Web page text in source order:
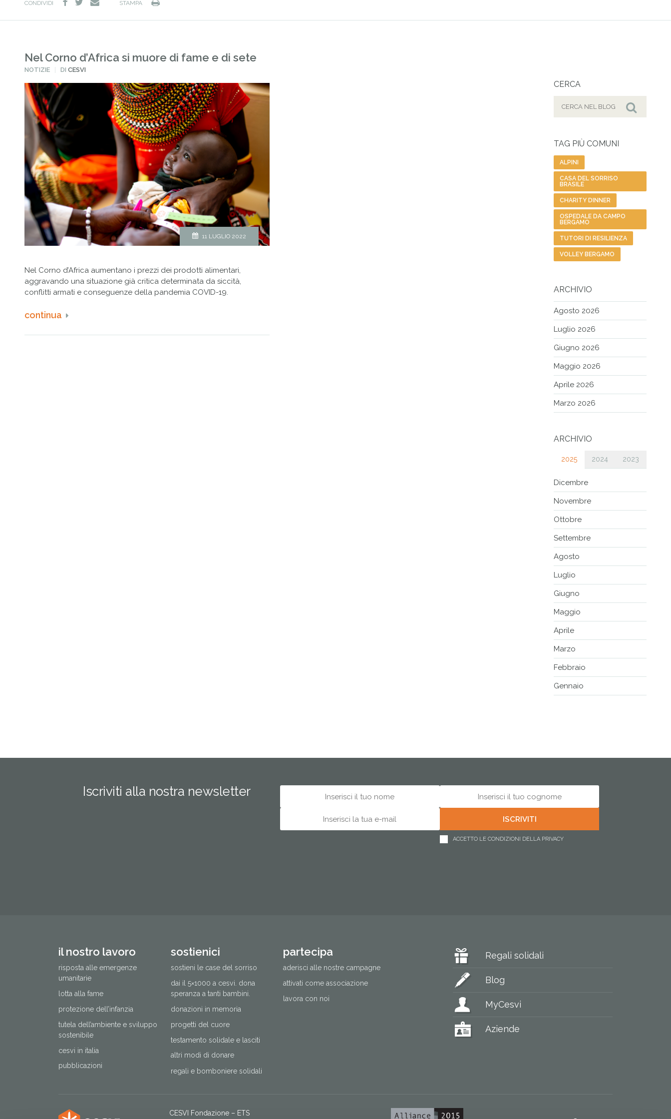
CONDIVIDI
e-
STAMPA
Nel Corno d’Africa si muore di fame e di sete
PUBBLICATO
NOTIZIE DICESVI
11 LUGLIO 2022
Nel Corno d’Africa aumentano i prezzi dei prodotti alimentari,
aggravando una situazione già critica determinata da siccità,
conflitti armati e conseguenze della pandemia COVID-19.
continua
CERCA
Cerca
TAG PIÙ COMUNI
ALPINI
CASA DEL SORRISO
BRASILE
CHARITY DINNER
OSPEDALE DA CAMPO
BERGAMO
TUTORI DI RESILIENZA
VOLLEY BERGAMO
ARCHIVIO
Agosto 2026
Luglio 2026
Giugno 2026
Maggio 2026
Aprile 2026
Marzo 2026
ARCHIVIO
2025 2024 2023
Dicembre
Novembre
Ottobre
Settembre
Agosto
Luglio
Giugno
Maggio
Aprile
Marzo
Febbraio
Gennaio
Iscriviti alla nostra newsletter
ACCETTO LE CONDIZIONI DELLA PRIVACY
il nostro lavoro
risposta alle emergenze
umanitarie
lotta alla fame
protezione dell’infanzia
tutela dell’ambiente e sviluppo
sostenibile
cesvi in italia
pubblicazioni
sostienici
sostieni le case del sorriso
dai il 5×1000 a cesvi. dona
speranza a tanti bambini.
donazioni in memoria
progetti del cuore
testamento solidale e lasciti
altri modi di donare
regali e bomboniere solidali
partecipa
aderisci alle nostre campagne
attivati come associazione
lavora con noi
Regali solidali
Blog
MyCesvi
Aziende
CESVI Fondazione – ETS